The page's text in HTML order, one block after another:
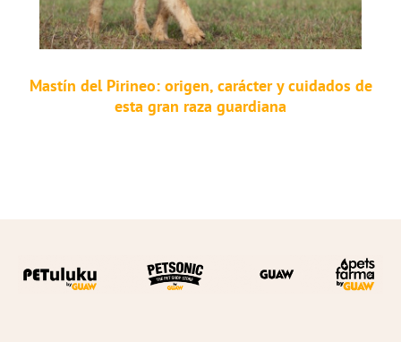
Mastín del Pirineo: origen, carácter y cuidados de
esta gran raza guardiana